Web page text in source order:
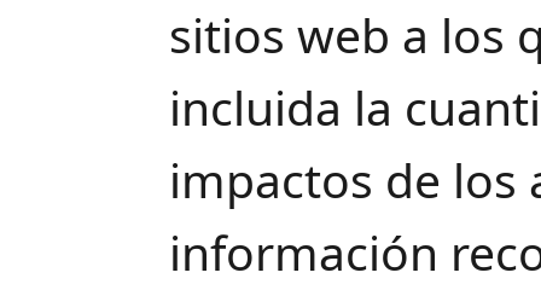
sitios web a los
incluida la
impactos de los
información